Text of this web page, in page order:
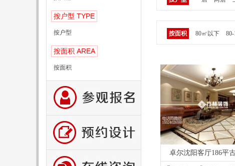
按户型 TYPE
按户型
按面积 AREA
按面积
按面积 80㎡以下 80-
卓尔沈阳客厅186平